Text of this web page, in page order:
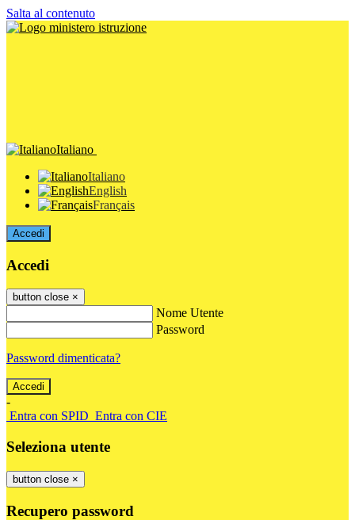
Salta al contenuto
Italiano
Italiano
English
Français
Accedi
Accedi
button close ×
Nome Utente
Password
Password dimenticata?
-
Entra con SPID Entra con CIE
Seleziona utente
button close ×
Recupero password